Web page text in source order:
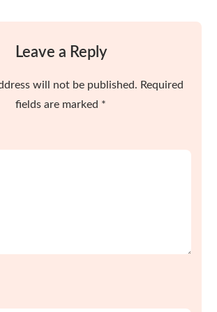
Leave a Reply
will not be published. Required
fields are marked *